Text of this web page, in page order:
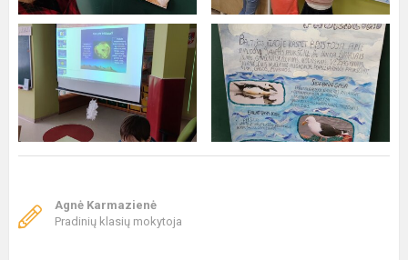
Agnė Karmazienė
Pradinių klasių mokytoja